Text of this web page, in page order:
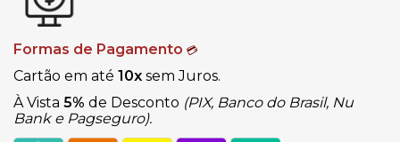
Formas de Pagamento 💳
Cartão em até 10x sem Juros.
À Vista 5% de Desconto (PIX, Banco do Brasil, Nu
Bank e Pagseguro).